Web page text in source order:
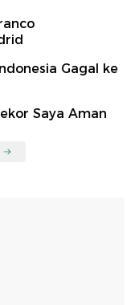
Gagal ke
Saya Aman